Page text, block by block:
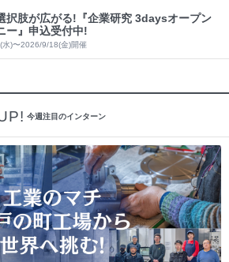
択肢が広がる!『企業研究 3daysオープン
ー』申込受付中!
)〜2026/9/18(金)開催
今週注目のインターン